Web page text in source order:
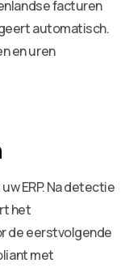
facturen
automatisch.
en uren
ERP. Na detectie
het
de eerstvolgende
met